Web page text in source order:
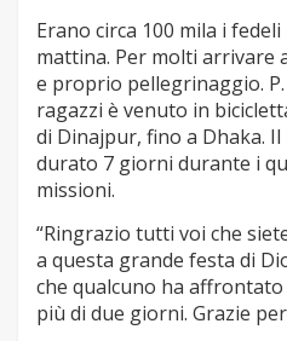
Erano circa 100 mila i
mattina. Per molti arrivare
e proprio pellegrinaggio.
ragazzi è venuto in
di Dinajpur, fino a Dhaka.
durato 7 giorni durante i
missioni.
“Ringrazio tutti voi che
a questa grande festa di
che qualcuno ha
più di due giorni. Grazie